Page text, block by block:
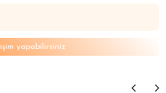
yapabilirsiniz